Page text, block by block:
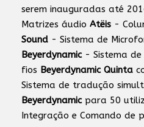
serem inauguradas até
Matrizes áudio Atëis -
Sound - Sistema de
Beyerdynamic- Sistema de
fios Beyerdynamic Quinta
Sistema de tradução
Beyerdynamicpara 50
Integração e Comando de